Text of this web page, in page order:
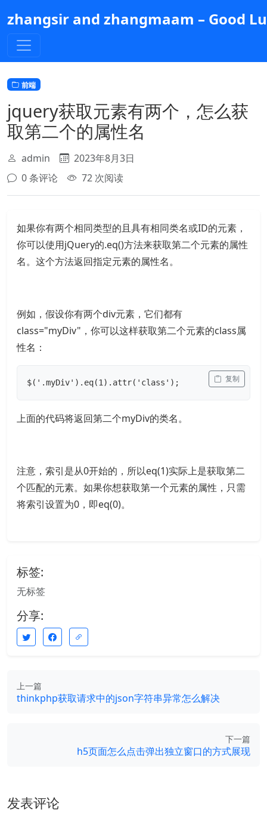
到
主
内
容
zhangsir and zhangmaam – Good
前端
jquery获取元素有两个，怎么获
取第二个的属性名
admin
2023年8月3日
0 条评论
72 次阅读
如果你有两个相同类型的且具有相同类名或ID的元素，
你可以使用jQuery的.eq()方法来获取第二个元素的属性
名。这个方法返回指定元素的属性名。
例如，假设你有两个div元素，它们都有
class="myDiv"，你可以这样获取第二个元素的class属
性名：
$('.myDiv').eq(1).attr('class'); 复制
上面的代码将返回第二个myDiv的类名。
注意，索引是从0开始的，所以eq(1)实际上是获取第二
个匹配的元素。如果你想获取第一个元素的属性，只需
将索引设置为0，即eq(0)。
标签:
无标签
分享:
上一篇
thinkphp获取请求中的json字符串异常怎么解决
下一篇
h5页面怎么点击弹出独立窗口的方式展现
发表评论